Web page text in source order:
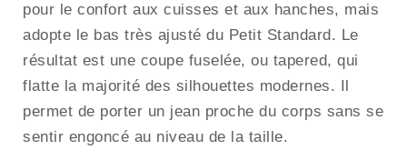
pour le confort aux cuisses et aux hanches, mais
adopte le bas très ajusté du Petit Standard. Le
résultat est une coupe fuselée, ou tapered, qui
flatte la majorité des silhouettes modernes. Il
permet de porter un jean proche du corps sans se
sentir engoncé au niveau de la taille.